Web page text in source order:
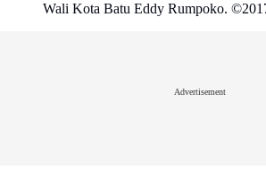
Wali Kota Batu Eddy Rumpoko.
Advertisement